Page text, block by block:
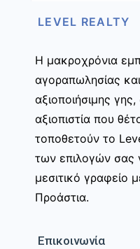
LEVEL REALTY
Η μακροχρόνια
αγοραπωλησίας
αξιοποιήσιμης
αξιοπιστία που
τοποθετούν το
των επιλογών σας
μεσιτικό γραφείο
Προάστια.
Επικοινωνία